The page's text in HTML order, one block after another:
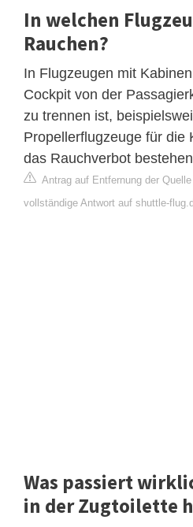
In welchen
Rauchen?
In Flugzeugen mit
Cockpit von der
zu trennen ist,
Propellerflugzeuge für die
das Rauchverbot
Antrag auf Entfernung der Quelle
vollständige Antwort auf shuttle-
Was passiert
in der Zugtoilette